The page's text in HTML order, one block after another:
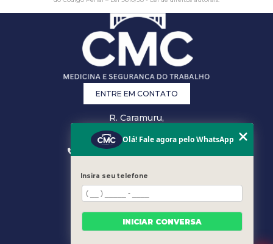
ENTRE EM CONTATO
R. Caramuru,
Vitória - ES
(27) 3223-0868
HOME
EMPRESA
ÁREA DO CLIENTE
Olá! Fale agora pelo WhatsApp
Insira seu telefone
INICIAR CONVERSA